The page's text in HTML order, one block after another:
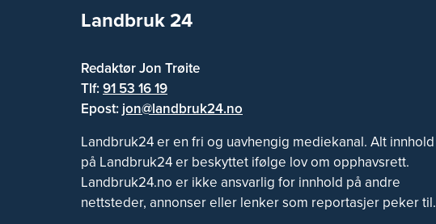
Landbruk 24
Redaktør Jon Trøite
Tlf:91 53 16 19
Epost: jon@landbruk24.no
Landbruk24 er en fri og uavhengig mediekanal. Alt innhold
på Landbruk24 er beskyttet ifølge lov om opphavsrett.
Landbruk24.no er ikke ansvarlig for innhold på andre
nettsteder, annonser eller lenker som reportasjer peker til.